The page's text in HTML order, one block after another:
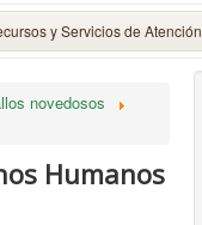
y Servicios de Atención
novedosos
Humanos